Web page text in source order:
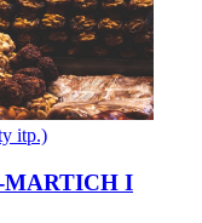
itp.)
MARTICH I